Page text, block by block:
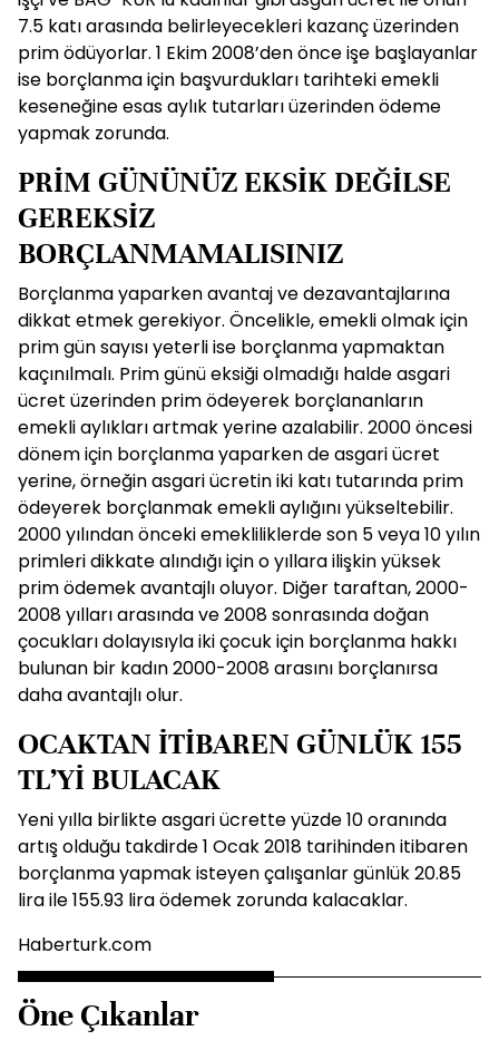
7.5 katı arasında belirleyecekleri kazanç üzerinden
prim ödüyorlar. 1 Ekim 2008’den önce işe başlayanlar
ise borçlanma için başvurdukları tarihteki emekli
keseneğine esas aylık tutarları üzerinden ödeme
yapmak zorunda.
PRİM GÜNÜNÜZ EKSİK DEĞİLSE
GEREKSİZ
BORÇLANMAMALISINIZ
Borçlanma yaparken avantaj ve dezavantajlarına
dikkat etmek gerekiyor. Öncelikle, emekli olmak için
prim gün sayısı yeterli ise borçlanma yapmaktan
kaçınılmalı. Prim günü eksiği olmadığı halde asgari
ücret üzerinden prim ödeyerek borçlananların
emekli aylıkları artmak yerine azalabilir. 2000 öncesi
dönem için borçlanma yaparken de asgari ücret
yerine, örneğin asgari ücretin iki katı tutarında prim
ödeyerek borçlanmak emekli aylığını yükseltebilir.
2000 yılından önceki emekliliklerde son 5 veya 10 yılın
primleri dikkate alındığı için o yıllara ilişkin yüksek
prim ödemek avantajlı oluyor. Diğer taraftan, 2000-
2008 yılları arasında ve 2008 sonrasında doğan
çocukları dolayısıyla iki çocuk için borçlanma hakkı
bulunan bir kadın 2000-2008 arasını borçlanırsa
daha avantajlı olur.
OCAKTAN İTİBAREN GÜNLÜK 155
TL’Yİ BULACAK
Yeni yılla birlikte asgari ücrette yüzde 10 oranında
artış olduğu takdirde 1 Ocak 2018 tarihinden itibaren
borçlanma yapmak isteyen çalışanlar günlük 20.85
lira ile 155.93 lira ödemek zorunda kalacaklar.
Haberturk.com
Öne Çıkanlar